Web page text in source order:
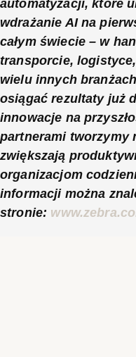
automatyzacji, które
wdrażanie AI na
całym świecie – w
transporcie,
wielu innych
osiągać rezultaty już
innowacje na
partnerami tworzymy
zwiększają
organizacjom
informacji można
stronie: